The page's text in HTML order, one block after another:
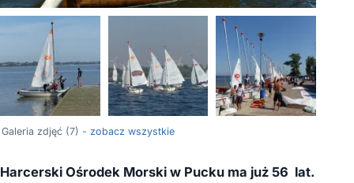
Galeria zdjęć (7) - zobacz wszystkie
Harcerski Ośrodek Morski w Pucku ma już 56 lat.